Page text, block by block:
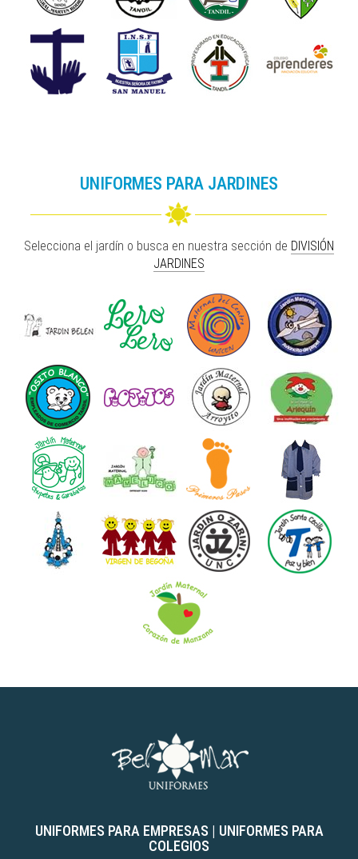
UNIFORMES PARA JARDINES
Selecciona el jardín o busca en nuestra sección de DIVISIÓN
JARDINES
UNIFORMES PARA EMPRESAS | UNIFORMES PARA
COLEGIOS